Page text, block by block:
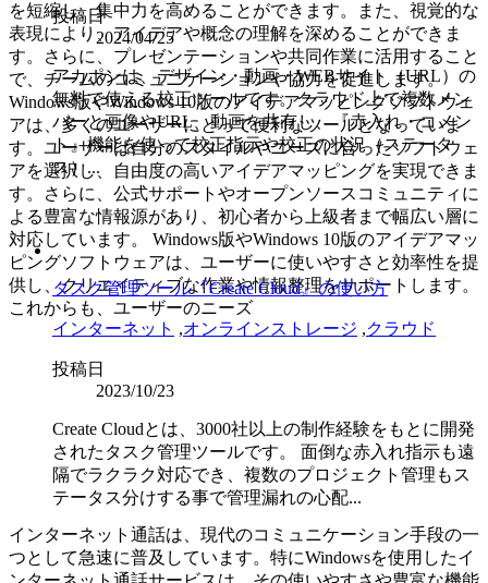
を短縮し、集中力を高めることができます。また、視覚的な
表現により、アイデアや概念の理解を深めることができま
す。さらに、プレゼンテーションや共同作業に活用すること
で、チームのコミュニケーションや協力を促進します。
Windows版やWindows 10版のアイデアマッピングソフトウェ
アは、多くのユーザーにとって便利なツールとなっていま
す。ユーザーは自分のスタイルやニーズに合ったソフトウェ
アを選択し、自由度の高いアイデアマッピングを実現できま
す。さらに、公式サポートやオープンソースコミュニティに
よる豊富な情報源があり、初心者から上級者まで幅広い層に
対応しています。 Windows版やWindows 10版のアイデアマッ
ピングソフトウェアは、ユーザーに使いやすさと効率性を提
供し、クリエイティブな作業や情報整理をサポートします。
これからも、ユーザーのニーズ
インターネット通話は、現代のコミュニケーション手段の一
つとして急速に普及しています。特にWindowsを使用したイ
投稿日
2024/04/25
アカポンは、デザイン・動画・WEBサイト（URL）の
無料で使える校正ツールです。クラウド上で複数メン
バーと画像やURL、動画を共有し、『赤入れ・コメン
ト』機能を使って校正指示や校正の状況（ステータ
ス）...
タスク管理ツール『Create Cloud』の使い方
インターネット ,オンラインストレージ ,クラウド
投稿日
2023/10/23
Create Cloudとは、3000社以上の制作経験をもとに開発
されたタスク管理ツールです。 面倒な赤入れ指示も遠
隔でラクラク対応でき、複数のプロジェクト管理もス
テータス分けする事で管理漏れの心配...